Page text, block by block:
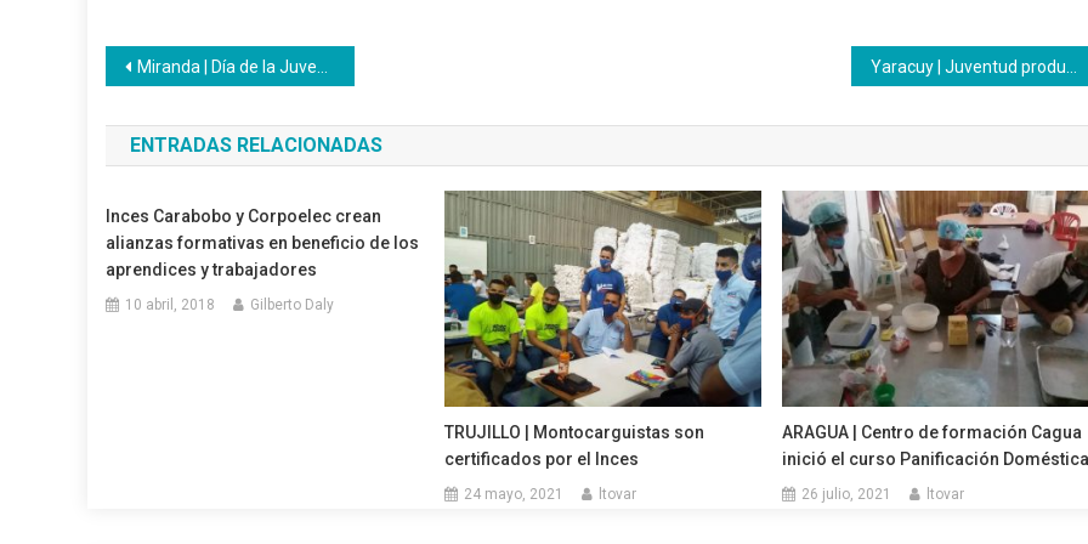
Navegación
de
entradas
Miranda | Día de la Juventud; un compromiso permanente
ENTRADAS RELACIONADAS
Inces Carabobo y Corpoelec crean
alianzas formativas en beneficio de los
aprendices y trabajadores
10 abril, 2018 Gilberto Daly
TRUJILLO | Montocarguistas son
certificados por el Inces
24 mayo, 2021 ltovar
ARAGUA | Centro de formación Cagua
inició el curso Panificación
26 julio, 2021 ltovar